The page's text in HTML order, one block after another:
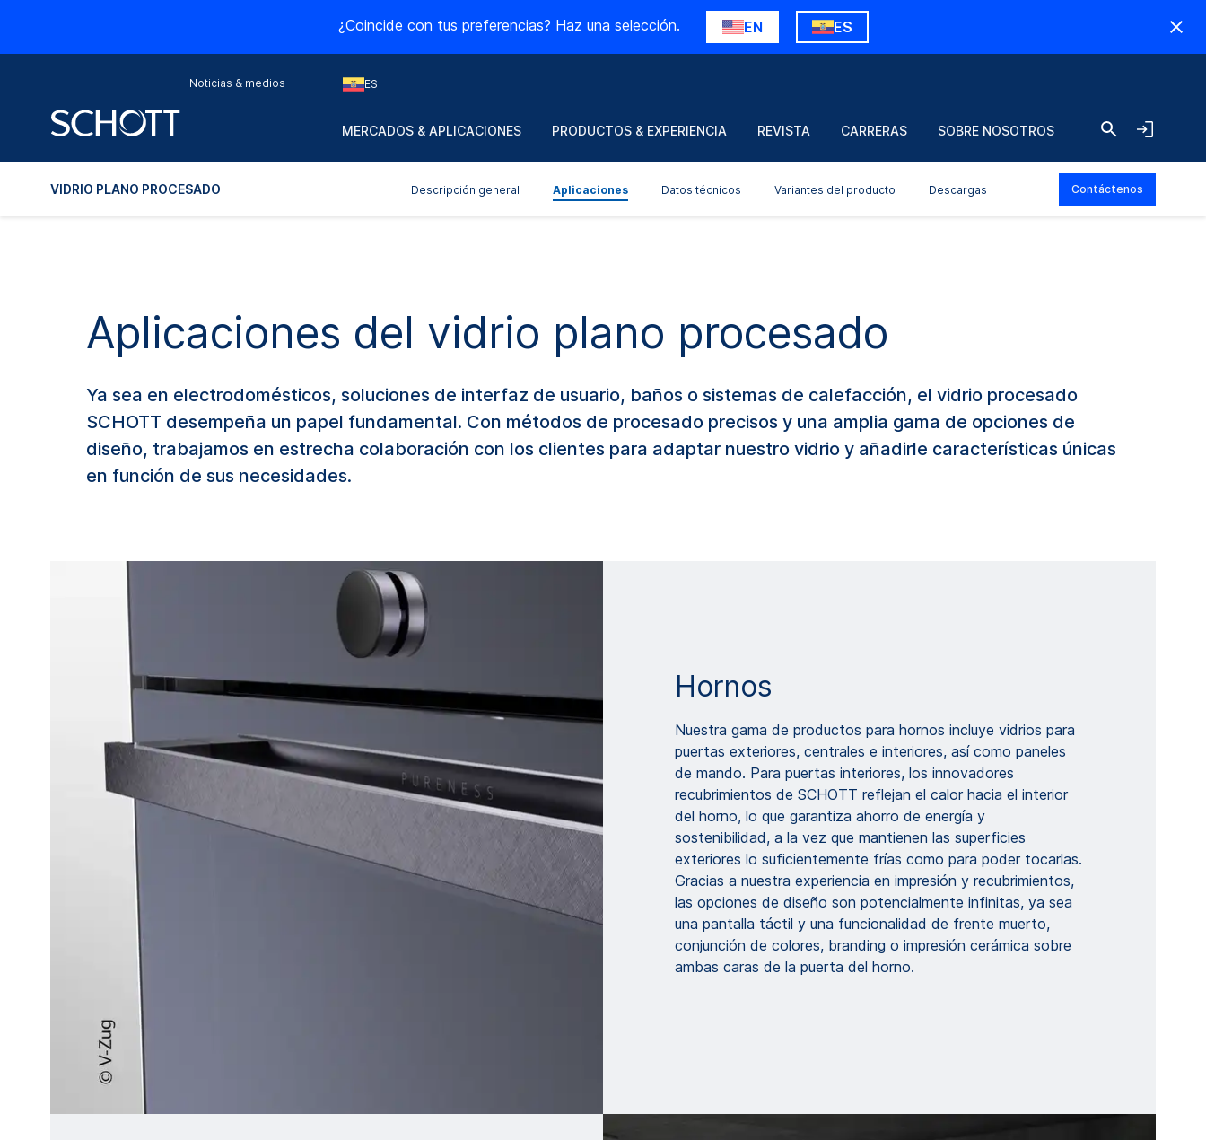
¿Coincide con tus preferencias? Haz una selección. EN ES
Noticias & medios ES
MERCADOS & APLICACIONES PRODUCTOS & EXPERIENCIA REVISTA CARRERAS SOBRE NOSOTROS
VIDRIO PLANO PROCESADO Descripción general Aplicaciones Datos técnicos Variantes del producto Descargas Contáctenos
Aplicaciones del vidrio plano procesado
Ya sea en electrodomésticos, soluciones de interfaz de usuario, baños o sistemas de calefacción, el vidrio procesado
SCHOTT desempeña un papel fundamental. Con métodos de procesado precisos y una amplia gama de opciones de
diseño, trabajamos en estrecha colaboración con los clientes para adaptar nuestro vidrio y añadirle características únicas
en función de sus necesidades.
Hornos
Nuestra gama de productos para hornos incluye vidrios para
puertas exteriores, centrales e interiores, así como paneles
de mando. Para puertas interiores, los innovadores
recubrimientos de SCHOTT reflejan el calor hacia el interior
del horno, lo que garantiza ahorro de energía y
sostenibilidad, a la vez que mantienen las superficies
exteriores lo suficientemente frías como para poder tocarlas.
Gracias a nuestra experiencia en impresión y recubrimientos,
las opciones de diseño son potencialmente infinitas, ya sea
una pantalla táctil y una funcionalidad de frente muerto,
conjunción de colores, branding o impresión cerámica sobre
ambas caras de la puerta del horno.